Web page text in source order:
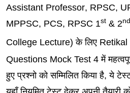
Assistant Professor, RPSC,
MPPSC, PCS, RPSC 1st & 2nd
College Lecture) के लिए
Questions Mock Test 4 में
हुए प्रश्नो को सम्मिलित किया है, ये